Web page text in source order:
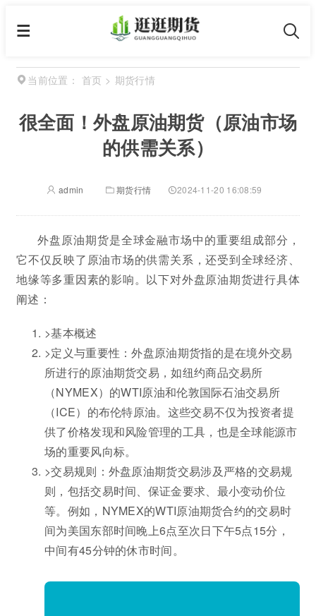
当前位置： 首页 > 期货行情
很全面！外盘原油期货（原油市场
的供需关系）
admin 期货行情 2024-11-20 16:08:59
外盘原油期货是全球金融市场中的重要组成部分，
它不仅反映了原油市场的供需关系，还受到全球经济、
地缘等多重因素的影响。以下对外盘原油期货进行具体
阐述：
>基本概述
>定义与重要性：外盘原油期货指的是在境外交易
所进行的原油期货交易，如纽约商品交易所
（NYMEX）的WTI原油和伦敦国际石油交易所
（ICE）的布伦特原油。这些交易不仅为投资者提
供了价格发现和风险管理的工具，也是全球能源市
场的重要风向标。
>交易规则：外盘原油期货交易涉及严格的交易规
则，包括交易时间、保证金要求、最小变动价位
等。例如，NYMEX的WTI原油期货合约的交易时
间为美国东部时间晚上6点至次日下午5点15分，
中间有45分钟的休市时间。